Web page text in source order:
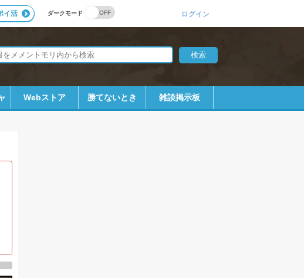
ダークモード
イ活 ログイン
Webストア 勝てないとき 雑談掲示板